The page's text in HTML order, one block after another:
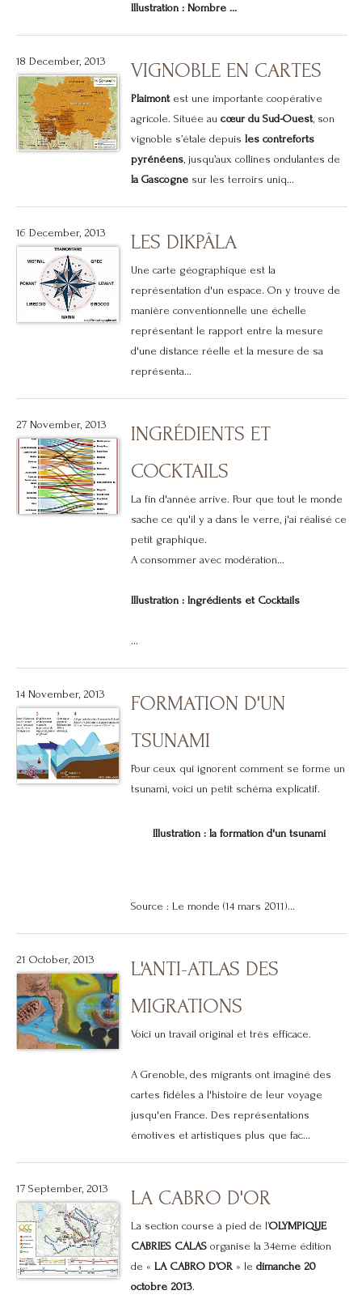
Illustration : Nombre ...
18 December, 2013 VIGNOBLE EN CARTES
Plaimontest une importante coopérative
agricole. Située au cœur du Sud-Ouest, son
vignoble s’étale depuis les contreforts
pyrénéens, jusqu’aux collines ondulantes de
la Gascognesur les terroirs uniq...
16 December, 2013 LES DIKPÂLA
Une carte géographique est la
représentation d'un espace. On y trouve de
manière conventionnelle une échelle
représentant le rapport entre la mesure
d'une distance réelle et la mesure de sa
représenta...
27 November, 2013
INGRÉDIENTS ET
COCKTAILS
La fin d'année arrive. Pour que tout le monde
sache ce qu'il y a dans le verre, j'ai réalisé ce
petit graphique.
A consommer avec modération...
Illustration : Ingrédients et Cocktails
...
14 November, 2013
FORMATION D'UN
TSUNAMI
Pour ceux qui ignorent comment se forme un
tsunami, voici un petit schéma explicatif.
Illustration : la formation d'un tsunami
Source : Le monde (14 mars 2011)...
21 October, 2013
L'ANTI-ATLAS DES
MIGRATIONS
Voici un travail original et très efficace.
A Grenoble, des migrants ont imaginé des
cartes fidèles à l'histoire de leur voyage
jusqu'en France. Des représentations
émotives et artistiques plus que fac...
17 September, 2013 LA CABRO D'OR
La section course à pied de l’OLYMPIQUE
CABRIES CALASorganise la 34ème édition
de « LA CABRO D’OR» le dimanche 20
octobre 2013.